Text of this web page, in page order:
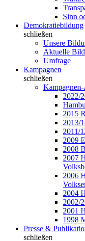
Sinn
Demokratiebildung
schließen
Unsere
Aktuelle
Umfrage
Kampagnen
schließen
2022/
2015
2013/
2011/
2009
2008
2007
2006
2004
2002/
2001
1998
Presse &
schließen